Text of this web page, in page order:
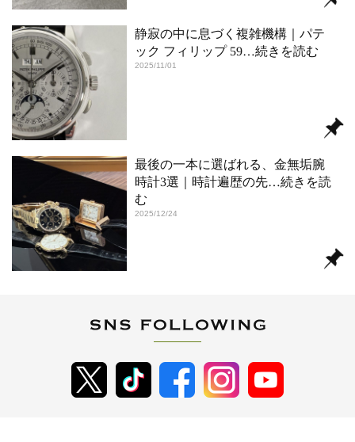
静寂の中に息づく複雑機構｜パテ
ック フィリップ 59…続きを読む
2025/11/01
最後の一本に選ばれる、金無垢腕
時計3選｜時計遍歴の先…続きを読
む
2025/12/24